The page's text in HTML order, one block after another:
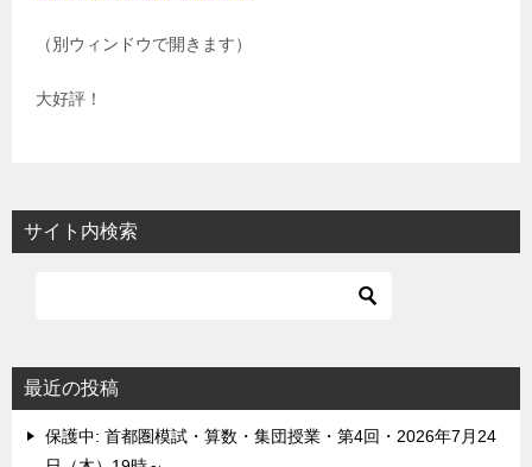
（別ウィンドウで開きます）
大好評！
サイト内検索
最近の投稿
保護中: 首都圏模試・算数・集団授業・第4回・2026年7月24